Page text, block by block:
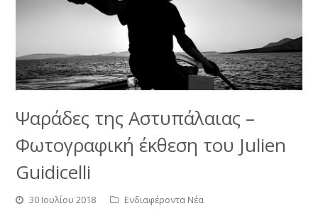
Ψαράδες της Αστυπάλαιας –
Φωτογραφική έκθεση του Julien
Guidicelli
30 Ιουλίου 2018 Ενδιαφέροντα Νέα